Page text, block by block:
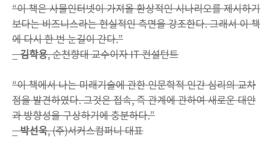
“이 책은 사물인터넷이 가져올 환상적인 시나리오를 제시하기
보다는 비즈니스라는 현실적인 측면을 강조한다. 그래서 이 책
에 다시 한 번 눈길이 간다.”
_김학용, 순천향대 교수이자 IT 컨설턴트
“이 책에서 나는 미래기술에 관한 인문학적 인간 심리의 교차
점을 발견하였다. 그것은 접속, 즉 관계에 관하여 새로운 대안
과 방향성을 구상하기에 충분하다.”
_박선욱, (주)서커스컴퍼니 대표